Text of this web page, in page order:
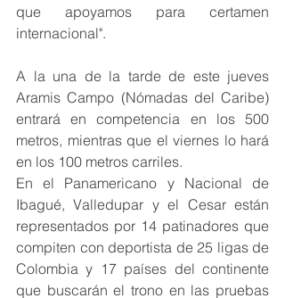
que apoyamos para certamen
internacional".
A la una de la tarde de este jueves
Aramis Campo (Nómadas del Caribe)
entrará en competencia en los 500
metros, mientras que el viernes lo hará
en los 100 metros carriles.
En el Panamericano y Nacional de
Ibagué, Valledupar y el Cesar están
representados por 14 patinadores que
compiten con deportista de 25 ligas de
Colombia y 17 países del continente
que buscarán el trono en las pruebas